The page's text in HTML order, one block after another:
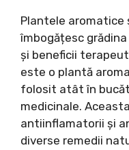
Plantele aromatice
îmbogățesc
și beneficii
este o plantă
folosit atât în
medicinale.
antiinflamatorii și
diverse remedii